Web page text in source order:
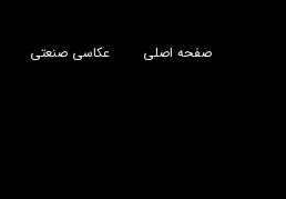
صفحه اصلی عکاسی صنعتی